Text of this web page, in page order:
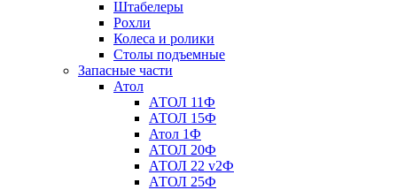
Штабелеры
Рохли
Колеса и ролики
Столы подъемные
Запасные части
Атол
АТОЛ 11Ф
АТОЛ 15Ф
Атол 1Ф
АТОЛ 20Ф
АТОЛ 22 v2Ф
АТОЛ 25Ф